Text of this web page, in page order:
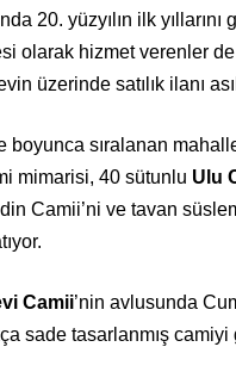
20. yüzyılın ilk
olarak hizmet verenler
üzerinde satılık ilanı
boyunca sıralanan
mimarisi, 40 sütunlu Ulu
Camii’ni ve tavan
Camii’nin avlusunda
sade tasarlanmış camiyi